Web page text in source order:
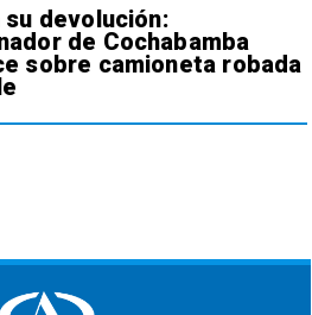
su devolución:
de Cochabamba
sobre camioneta robada